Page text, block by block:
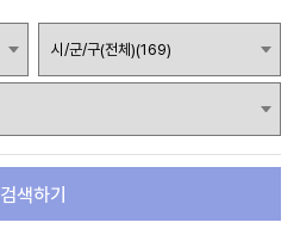
검색하기